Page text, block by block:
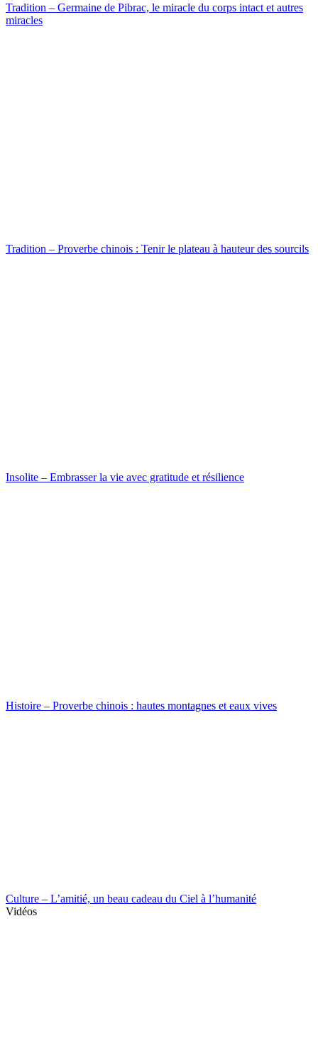
Tradition – Germaine de Pibrac, le miracle du corps intact et autres
miracles
Tradition – Proverbe chinois : Tenir le plateau à hauteur des sourcils
Insolite – Embrasser la vie avec gratitude et résilience
Histoire – Proverbe chinois : hautes montagnes et eaux vives
Culture – L’amitié, un beau cadeau du Ciel à l’humanité
Vidéos